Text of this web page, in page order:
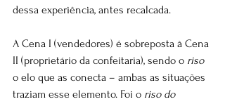
dessa experiência, antes recalcada.
A Cena I (vendedores) é sobreposta à Cena
II (proprietário da confeitaria), sendo o riso
o elo que as conecta – ambas as situações
traziam esse elemento. Foi o riso do